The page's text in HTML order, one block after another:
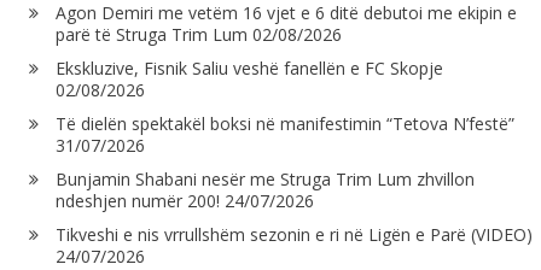
Agon Demiri me vetëm 16 vjet e 6 ditë debutoi me ekipin e
parë të Struga Trim Lum 02/08/2026
Ekskluzive, Fisnik Saliu veshë fanellën e FC Skopje
02/08/2026
Të dielën spektakël boksi në manifestimin “Tetova N’festë”
31/07/2026
Bunjamin Shabani nesër me Struga Trim Lum zhvillon
ndeshjen numër 200! 24/07/2026
Tikveshi e nis vrrullshëm sezonin e ri në Ligën e Parë (VIDEO)
24/07/2026